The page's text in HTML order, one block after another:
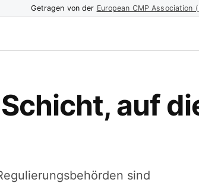
Getragen von der European CMP Association
auf
sind